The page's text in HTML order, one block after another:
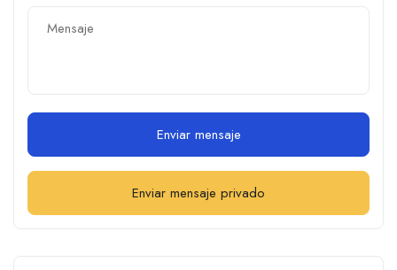
Enviar mensaje
Enviar mensaje privado